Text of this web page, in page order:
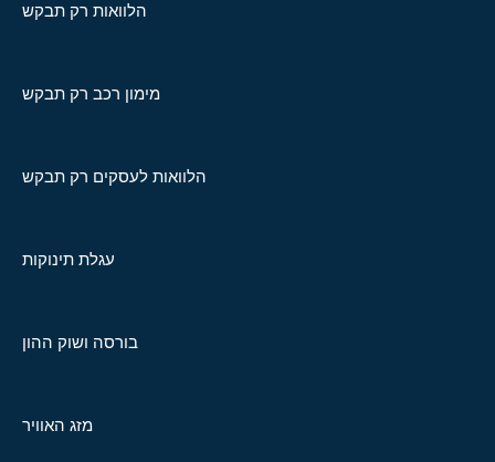
הלוואות רק תבקש
מימון רכב רק תבקש
הלוואות לעסקים רק תבקש
עגלת תינוקות
בורסה ושוק ההון
מזג האוויר